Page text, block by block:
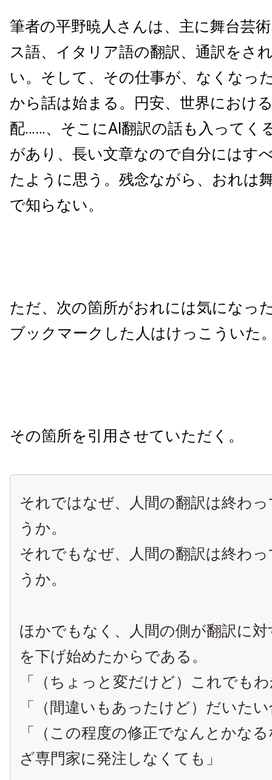
筆者の平野暁人さんは、主に舞台芸
ス語、イタリア語の翻訳、通訳をさ
い。そして、その仕事が、なくなっ
から話は始まる。円安、世界におけ
配……、そこにAI翻訳の話も入ってく
があり、長い文章なので自分にはす
たように思う。残念ながら、おれは
で知らない。
ただ、次の箇所がおれには気になっ
ブックマークした人はけっこういた
その箇所を引用させていただく。
それではなぜ、人間の翻訳は終わ
うか。
それでもなぜ、人間の翻訳は終わ
うか。
ほかでもなく、人間の側が翻訳に
を下げ始めたからである。
「（ちょっと変だけど）これでも
「（間違いもあったけど）だいた
「（この程度の修正でなんとかな
ざ専門家に発注しなくても」